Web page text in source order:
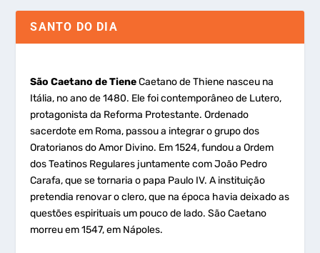
SANTO DO DIA
São Caetano de TieneCaetano de Thiene nasceu na
Itália, no ano de 1480. Ele foi contemporâneo de Lutero,
protagonista da Reforma Protestante. Ordenado
sacerdote em Roma, passou a integrar o grupo dos
Oratorianos do Amor Divino. Em 1524, fundou a Ordem
dos Teatinos Regulares juntamente com João Pedro
Carafa, que se tornaria o papa Paulo IV. A instituição
pretendia renovar o clero, que na época havia deixado as
questões espirituais um pouco de lado. São Caetano
morreu em 1547, em Nápoles.